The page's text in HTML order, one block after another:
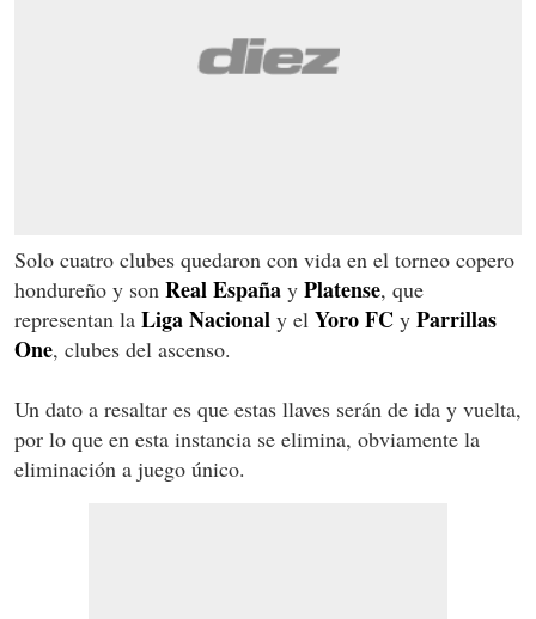
Solo cuatro clubes quedaron con vida en el torneo copero
hondureño y son Real España y Platense, que
representan la Liga Nacional y el Yoro FC y Parrillas
One, clubes del ascenso.
Un dato a resaltar es que estas llaves serán de ida y vuelta,
por lo que en esta instancia se elimina, obviamente la
eliminación a juego único.